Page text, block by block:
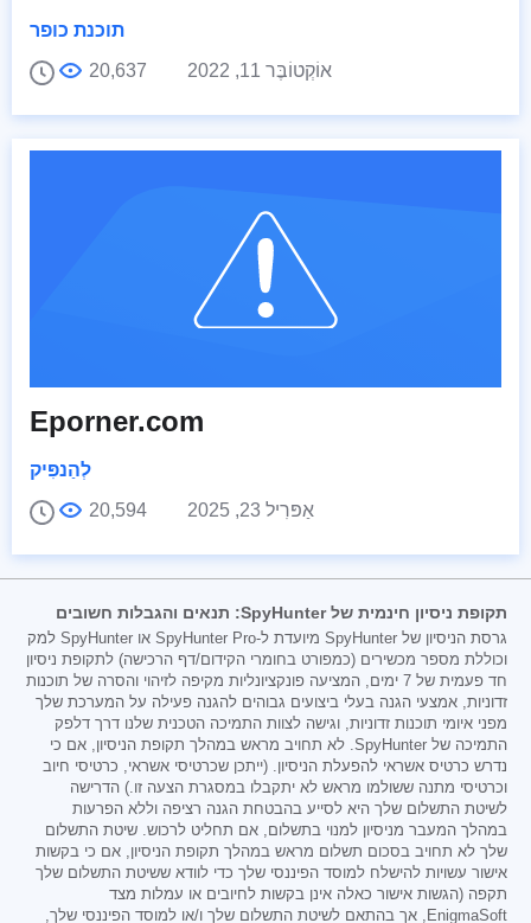
תוכנת כופר
אוֹקְטוֹבֶּר 11, 2022
20,637
Eporner.com
לְהַנפִּיק
אַפּרִיל 23, 2025
20,594
תקופת ניסיון חינמית של SpyHunter: תנאים והגבלות חשובים
גרסת הניסיון של SpyHunter מיועדת ל-SpyHunter Pro או SpyHunter למק
וכוללת מספר מכשירים (כמפורט בחומרי הקידום/דף הרכישה) לתקופת ניסיון
חד פעמית של 7 ימים, המציעה פונקציונליות מקיפה לזיהוי והסרה של תוכנות
זדוניות, אמצעי הגנה בעלי ביצועים גבוהים להגנה פעילה על המערכת שלך
מפני איומי תוכנות זדוניות, וגישה לצוות התמיכה הטכנית שלנו דרך דלפק
התמיכה של SpyHunter. לא תחויב מראש במהלך תקופת הניסיון, אם כי
נדרש כרטיס אשראי להפעלת הניסיון. (ייתכן שכרטיסי אשראי, כרטיסי חיוב
וכרטיסי מתנה ששולמו מראש לא יתקבלו במסגרת הצעה זו.) הדרישה
לשיטת התשלום שלך היא לסייע בהבטחת הגנה רציפה וללא הפרעות
במהלך המעבר מניסיון למנוי בתשלום, אם תחליט לרכוש. שיטת התשלום
שלך לא תחויב בסכום תשלום מראש במהלך תקופת הניסיון, אם כי בקשות
אישור עשויות להישלח למוסד הפיננסי שלך כדי לוודא ששיטת התשלום שלך
תקפה (הגשות אישור כאלה אינן בקשות לחיובים או עמלות מצד
EnigmaSoft, אך בהתאם לשיטת התשלום שלך ו/או למוסד הפיננסי שלך,